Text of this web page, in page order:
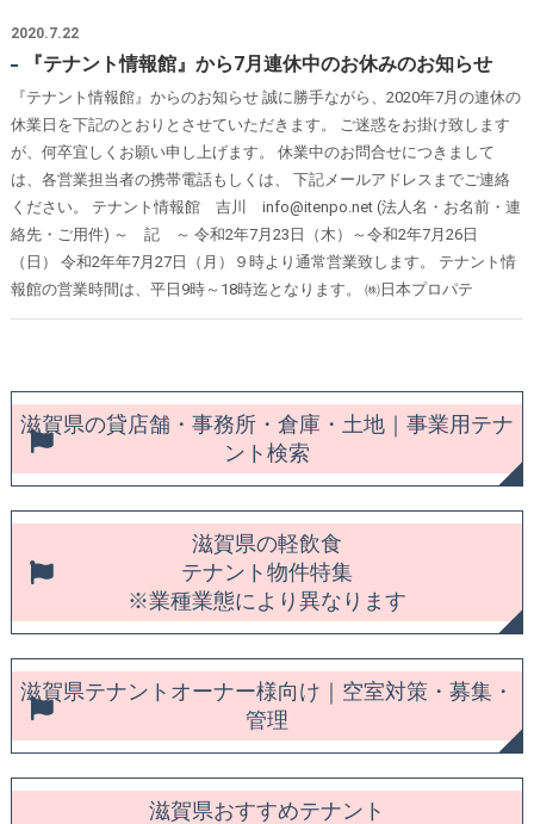
2020.7.22
『テナント情報館』から7月連休中のお休みのお知らせ
『テナント情報館』からのお知らせ 誠に勝手ながら、2020年7月の連休の
休業日を下記のとおりとさせていただきます。 ご迷惑をお掛け致します
が、何卒宜しくお願い申し上げます。 休業中のお問合せにつきまして
は、各営業担当者の携帯電話もしくは、 下記メールアドレスまでご連絡
ください。 テナント情報館 吉川 info@itenpo.net (法人名・お名前・連
絡先・ご用件) ～ 記 ～ 令和2年7月23日（木）～令和2年7月26日
（日） 令和2年年7月27日（月）９時より通常営業致します。 テナント情
報館の営業時間は、平日9時～18時迄となります。 ㈱日本プロパテ
滋賀県の貸店舗・事務所・倉庫・土地｜事業用テナ
ント検索
滋賀県の軽飲食
テナント物件特集
※業種業態により異なります
滋賀県テナントオーナー様向け｜空室対策・募集・
管理
滋賀県おすすめテナント